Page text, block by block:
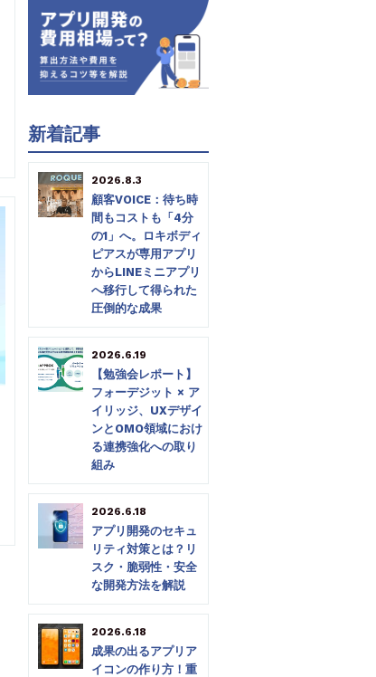
新着記事
2026.8.3
顧客VOICE：待ち時
間もコストも「4分
の1」へ。ロキボディ
ピアスが専用アプリ
からLINEミニアプリ
へ移行して得られた
圧倒的な成果
2026.6.19
【勉強会レポート】
フォーデジット × ア
イリッジ、UXデザイ
ンとOMO領域におけ
る連携強化への取り
組み
2026.6.18
アプリ開発のセキュ
リティ対策とは？リ
スク・脆弱性・安全
な開発方法を解説
2026.6.18
成果の出るアプリア
イコンの作り方！重